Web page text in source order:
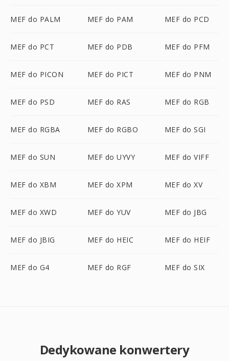
MEF do PALM MEF do PAM MEF do PCD
MEF do PCT MEF do PDB MEF do PFM
MEF do PICON MEF do PICT MEF do PNM
MEF do PSD MEF do RAS MEF do RGB
MEF do RGBA MEF do RGBO MEF do SGI
MEF do SUN MEF do UYVY MEF do VIFF
MEF do XBM MEF do XPM MEF do XV
MEF do XWD MEF do YUV MEF do JBG
MEF do JBIG MEF do HEIC MEF do HEIF
MEF do G4 MEF do RGF MEF do SIX
Dedykowane konwertery